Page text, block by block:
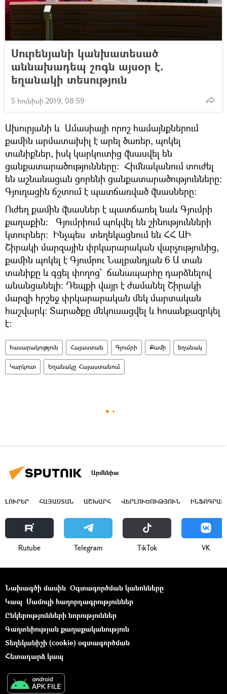
Սուրենյանի կանխատեսած
աննախադեպ շոգն այսօր է.
եղանակի տեսություն
5 հունիսի 2019, 08:59
Ախուրյանի և Ամասիայի որոշ համայնքներում
քամին արմատախիլ է արել ծառեր, պոկել
տանիքներ, իսկ կարկուտից վնասվել են
ցանքատարածությունները: Հիմնականում տուժել
են աշնանացան ցորենի ցանքատարածությունները:
Գյուղացին ճշտում է պատճառված վնասները:
Ուժեղ քամին վնասներ է պատճառել նաև Գյումրի
քաղաքին։ Գյումրիում պոկվել են շինությունների
կտուրներ: Ինչպես տեղեկացնում են ՀՀ ԱԻ
Շիրակի մարզային փրկարարական վարչությունից,
քամին պոկել է Գյումրու Նալբանդյան 6 Ա տան
տանիքը և գցել փողոց՝ ճանապարհը դարձնելով
անանցանելի։ Դեպքի վայր է ժամանել Շիրակի
մարզի հրշեջ փրկարարական մեկ մարտական
հաշվարկ։ Տարածքը մեկուսացվել և հոսանքազրկել
է:
հասարակություն Հայաստան Գյումրի Քամի եղանակ
Կարկուտ Եղանակը Հայաստանում
Արմենիա
ԼՈՒՐԵՐ ՀԱՅԱՍՏԱՆ ԱՇԽԱՐՀ ՎԵՐԼՈՒԾՈՒԹՅՈՒՆ
Rutube Telegram ТikТоk VK
Նախագծի մասին Օգտագործման կանոնները
Կապ Մամուլի հաղորդագրություններ
Ընկերությունների նորություններ
Գաղտնիության քաղաքականություն
Տեղեկանիշի (cookie) օգտագործման
Հետադարձ կապ